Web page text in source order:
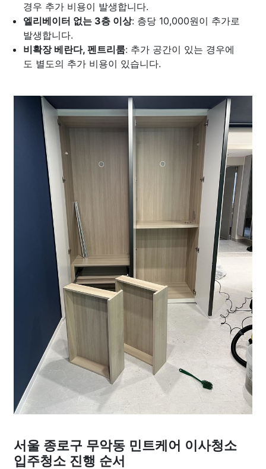
경우 추가 비용이 발생합니다.
엘리베이터 없는 3층 이상: 층당 10,000원이 추가로
발생합니다.
비확장 베란다, 펜트리룸: 추가 공간이 있는 경우에
도 별도의 추가 비용이 있습니다.
서울 종로구 무악동 민트케어 이사청소
입주청소 진행 순서